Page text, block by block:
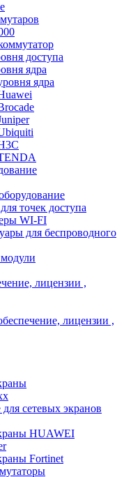
доступа
ядра
ядра
точек доступа
WI-FI
для беспроводного
лицензии ,
лицензии ,
сетевых экранов
HUAWEI
Fortinet